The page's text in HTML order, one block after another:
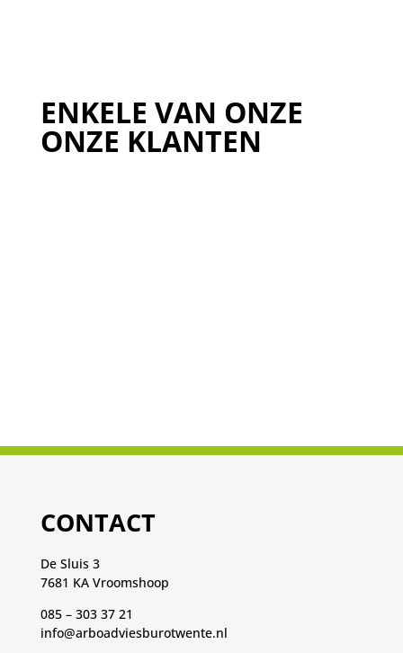
ENKELE VAN ONZE
ONZE KLANTEN
CONTACT
De Sluis 3
7681 KA Vroomshoop
085 – 303 37 21
info@arboadviesburotwente.nl